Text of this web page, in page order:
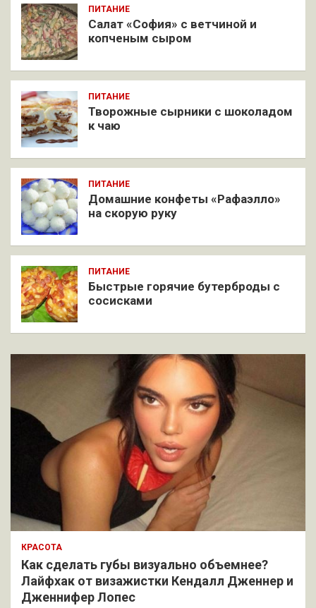
ПИТАНИЕ
Салат «София» с ветчиной и
копченым сыром
ПИТАНИЕ
Творожные сырники с шоколадом
к чаю
ПИТАНИЕ
Домашние конфеты «Рафаэлло»
на скорую руку
ПИТАНИЕ
Быстрые горячие бутерброды с
сосисками
КРАСОТА
Как сделать губы визуально объемнее?
Лайфхак от визажистки Кендалл Дженнер и
Дженнифер Лопес